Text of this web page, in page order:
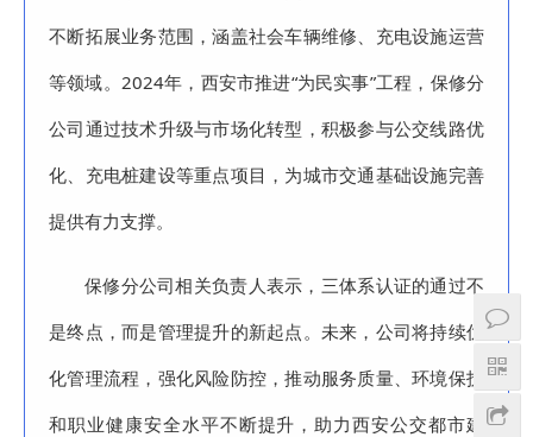
不断拓展业务范围，涵盖社会车辆维修、充电设施运营
等领域。2024年，西安市推进“为民实事”工程，保修分
公司通过技术升级与市场化转型，积极参与公交线路优
化、充电桩建设等重点项目，为城市交通基础设施完善
提供有力支撑。
保修分公司相关负责人表示，三体系认证的通过不
是终点，而是管理提升的新起点。未来，公司将持续优
化管理流程，强化风险防控，推动服务质量、环境保护
和职业健康安全水平不断提升，助力西安公交都市建